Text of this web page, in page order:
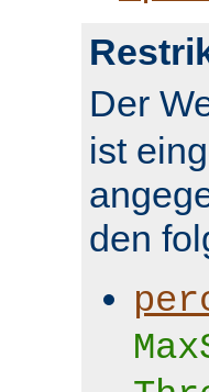
Der
ist
den